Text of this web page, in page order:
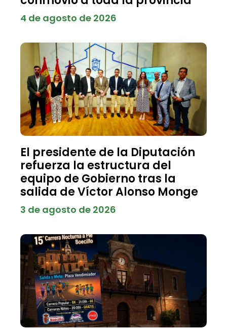
4 de agosto de 2026
El presidente de la Diputación
refuerza la estructura del
equipo de Gobierno tras la
salida de Víctor Alonso Monge
3 de agosto de 2026